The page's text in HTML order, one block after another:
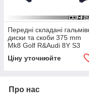
Передні складані
диски та скоби 375 mm
Mk8 Golf R&Audi 8Y S3
Ціну уточнюйте
Про нас